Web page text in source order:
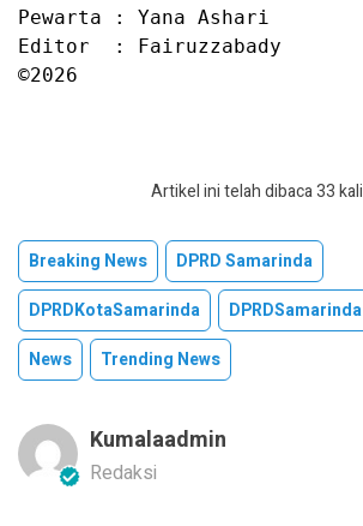
Pewarta : Yana Ashari
Editor  : Fairuzzabady
©2026
Artikel ini telah dibaca 33 kali
Breaking News
DPRD Samarinda
DPRDKotaSamarinda
DPRDSamarinda
News
Trending News
Kumalaadmin
Redaksi